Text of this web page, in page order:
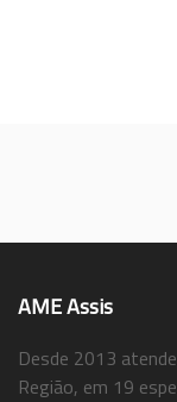
AME Assis
Desde 2013
Região, em 19